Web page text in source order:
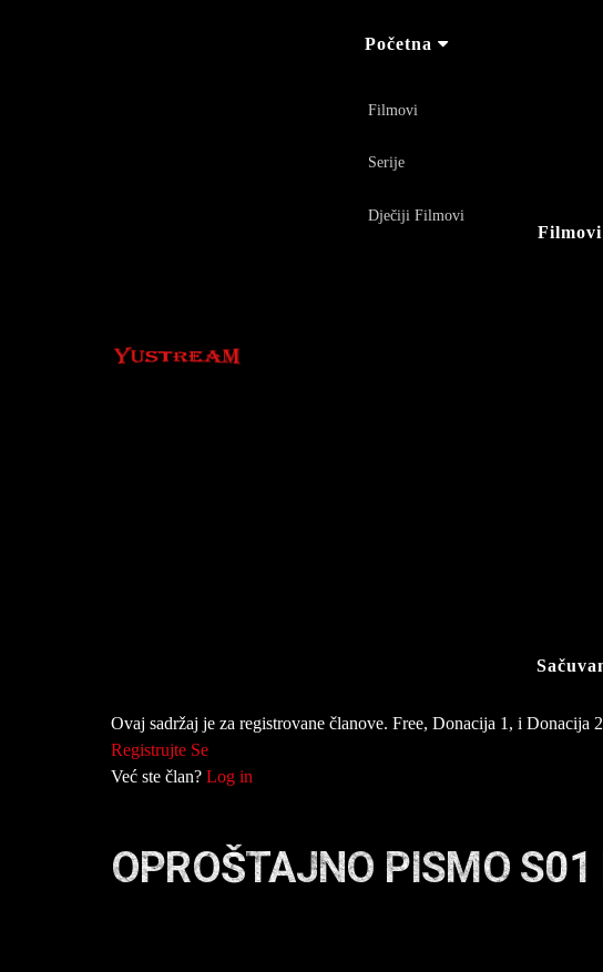
Početna
Filmovi
Serije
Dječiji Filmovi
Filmovi
Ovaj sadržaj je za registrovane članove. Free, Donacija 1, i Donacija
Registrujte Se
Već ste član? Log in
OPROŠTAJNO PISMO S01